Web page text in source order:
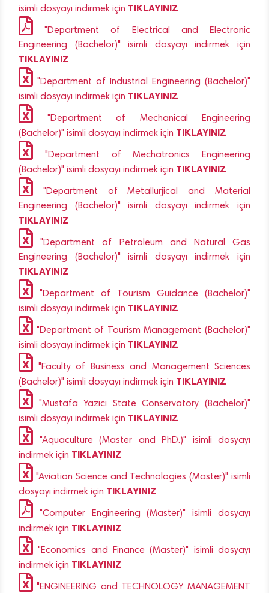
isimli dosyayı indirmek için TIKLAYINIZ
"Department of Electrical and Electronic
Engineering (Bachelor)" isimli dosyayı indirmek için
TIKLAYINIZ
"Department of Industrial Engineering (Bachelor)"
isimli dosyayı indirmek için TIKLAYINIZ
"Department of Mechanical Engineering
(Bachelor)" isimli dosyayı indirmek için TIKLAYINIZ
"Department of Mechatronics Engineering
(Bachelor)" isimli dosyayı indirmek için TIKLAYINIZ
"Department of Metallurjical and Material
Engineering (Bachelor)" isimli dosyayı indirmek için
TIKLAYINIZ
"Department of Petroleum and Natural Gas
Engineering (Bachelor)" isimli dosyayı indirmek için
TIKLAYINIZ
"Department of Tourism Guidance (Bachelor)"
isimli dosyayı indirmek için TIKLAYINIZ
"Department of Tourism Management (Bachelor)"
isimli dosyayı indirmek için TIKLAYINIZ
"Faculty of Business and Management Sciences
(Bachelor)" isimli dosyayı indirmek için TIKLAYINIZ
"Mustafa Yazıcı State Conservatory (Bachelor)"
isimli dosyayı indirmek için TIKLAYINIZ
"Aquaculture (Master and PhD.)" isimli dosyayı
indirmek için TIKLAYINIZ
"Aviation Science and Technologies (Master)" isimli
dosyayı indirmek için TIKLAYINIZ
"Computer Engineering (Master)" isimli dosyayı
indirmek için TIKLAYINIZ
"Economics and Finance (Master)" isimli dosyayı
indirmek için TIKLAYINIZ
"ENGINEERING and TECHNOLOGY MANAGEMENT